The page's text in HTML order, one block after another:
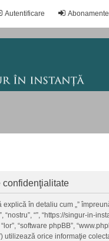
Abonamente
Autentificare
confidenţialitate
explică în detaliu cum „”
“nostru”, “”, “https://singur-in-
“software phpBB”,
utilizează orice informaţie